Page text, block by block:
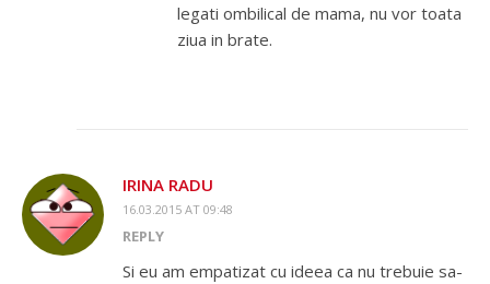
legati ombilical de mama, nu vor toata
ziua in brate.
IRINA RADU
16.03.2015 AT 09:48
REPLY
Si eu am empatizat cu ideea ca nu trebuie sa-